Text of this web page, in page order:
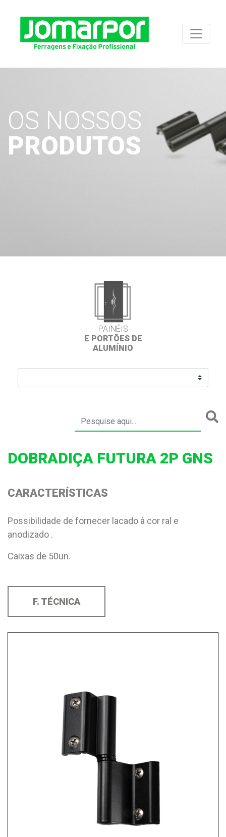
OS NOSSOS
PRODUTOS
PAINÉIS
E PORTÕES DE
ALUMÍNIO
DOBRADIÇA FUTURA 2P GNS
CARACTERÍSTICAS
Possibilidade de fornecer lacado à cor ral e
anodizado .
Caixas de 50un.
F. TÉCNICA